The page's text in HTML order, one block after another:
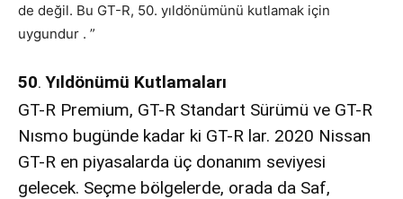
de değil. Bu GT-R, 50. yıldönümünü kutlamak için
uygundur . ”
50. Yıldönümü Kutlamaları
GT-R Premium, GT-R Standart Sürümü ve GT-R
Nısmo bugünde kadar ki GT-R lar. 2020 Nissan
GT-R en piyasalarda üç donanım seviyesi
gelecek. Seçme bölgelerde, orada da Saf,